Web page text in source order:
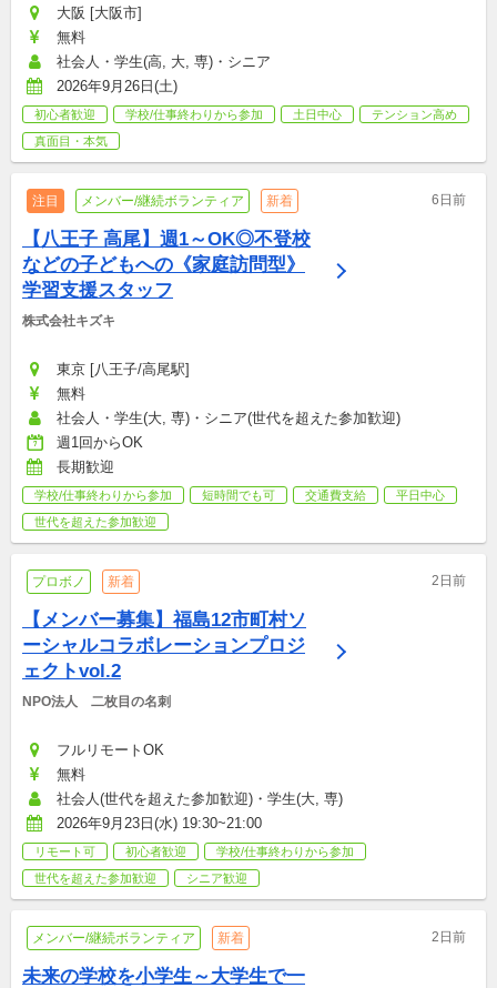
大阪 [大阪市]
無料
社会人・学生(高, 大, 専)・シニア
2026年9月26日(土)
初心者歓迎 学校/仕事終わりから参加 土日中心
テンション高め
真面目・本気
注目 メンバー/継続ボランティア 新着 6日前
【八王子 高尾】週1～OK◎不登校
などの子どもへの《家庭訪問型》
学習支援スタッフ
株式会社キズキ
東京 [八王子/高尾駅]
無料
社会人・学生(大, 専)・シニア(世代を超えた参加歓迎)
週1回からOK
長期歓迎
学校/仕事終わりから参加 短時間でも可 交通費支給
平日中心
世代を超えた参加歓迎
プロボノ 新着 2日前
【メンバー募集】福島12市町村ソ
ーシャルコラボレーションプロジ
ェクトvol.2
NPO法人　二枚目の名刺
フルリモートOK
無料
社会人(世代を超えた参加歓迎)・学生(大, 専)
2026年9月23日(水) 19:30~21:00
リモート可 初心者歓迎
学校/仕事終わりから参加
世代を超えた参加歓迎
シニア歓迎
メンバー/継続ボランティア 新着 2日前
未来の学校を小学生～大学生で一